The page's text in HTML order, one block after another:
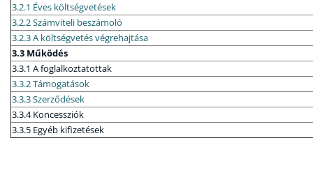
3.2.1 Éves költségvetések
3.2.2 Számviteli beszámoló
3.2.3 A költségvetés végrehajtása
3.3 Működés
3.3.1 A foglalkoztatottak
3.3.2 Támogatások
3.3.3 Szerződések
3.3.4 Koncessziók
3.3.5 Egyéb kifizetések